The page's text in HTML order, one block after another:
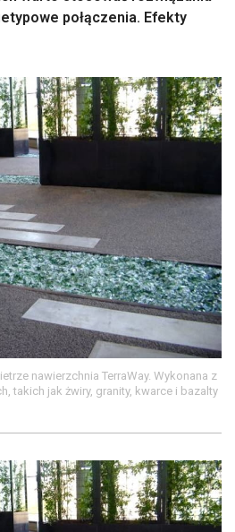
połączenia. Efekty
nawierzchnia TerraWay. Wykonana z
takich jak żwiry, granity, kwarce i bazalty